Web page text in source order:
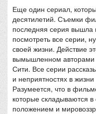
Еще один сериал,
десятилетий. Съемки
последняя серия вышла
посмотреть все серии,
своей жизни. Действие
вымышленном авторами
Сити. Все серии
и неприятностях в
Разумеется, что в
которые складываются
положением и